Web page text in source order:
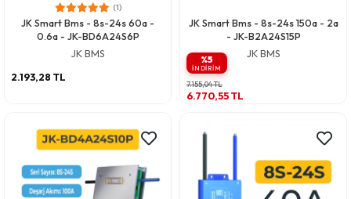
(1)
JK Smart Bms - 8s-24s 60a -
0.6a - JK-BD6A24S6P
JK BMS
2.193,28 TL
JK Smart Bms - 8s-24s 150a - 2a
- JK-B2A24S15P
JK BMS
%5
INDIRIM
7.155,04 TL
6.770,55 TL